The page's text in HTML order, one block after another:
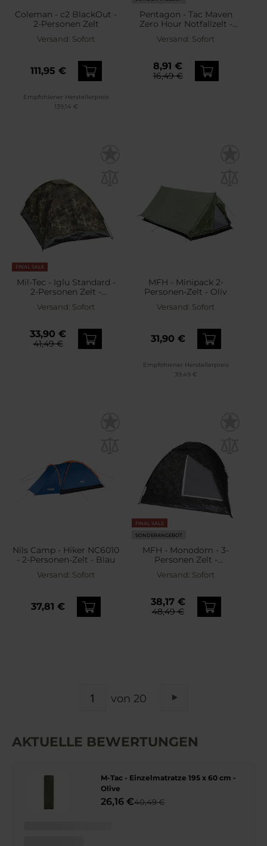
Coleman - c2 BlackOut -
2-Personen Zelt
Versand: Sofort
111,95 €
Empfohlener Herstellerpreis
139,14 €
Pentagon - Tac Maven
Zero Hour Notfallzelt -
Olive Green
Versand: Sofort
8,91 €
16,49 €
FINAL SALE
Mil-Tec - Iglu Standard -
2-Personen Zelt -
Flecktarn
Versand: Sofort
33,90 €
41,49 €
MFH - Minipack 2-
Personen-Zelt - Oliv
Versand: Sofort
31,90 €
Empfohlener Herstellerpreis
39,49 €
Nils Camp - Hiker NC6010
- 2-Personen-Zelt - Blau
Versand: Sofort
37,81 €
FINAL SALE
SONDERANGEBOT
MFH - Monodom - 3-
Personen Zelt -
Woodland
Versand: Sofort
38,17 €
48,49 €
von 20
AKTUELLE BEWERTUNGEN
M-Tac - Einzelmatratze 195 x 60 cm -
Olive
26,16 €40,49 €